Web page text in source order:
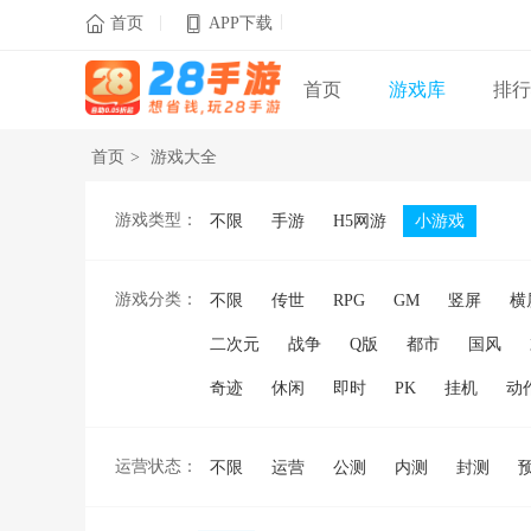
 首页 APP下载
首页 游戏库 排
首页 > 游戏大全
游戏类型： 不限 手游 H5网游 小游戏
游戏分类： 不限 传世 RPG GM 竖屏 横
二次元 战争 Q版 都市 国风
奇迹 休闲 即时 PK 挂机 动
运营状态： 不限 运营 公测 内测 封测